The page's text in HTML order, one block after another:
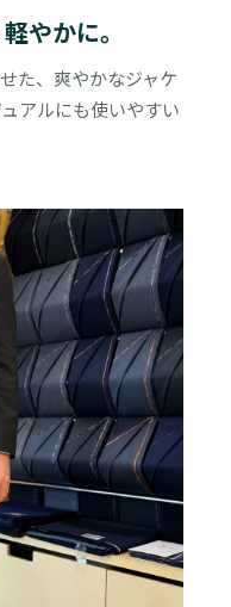
やかに。
た、爽やかなジャケ
アルにも使いやすい